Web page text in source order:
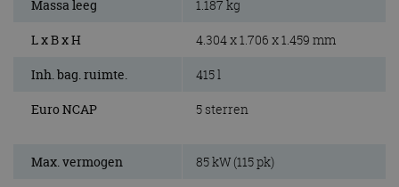
Massa leeg 1.187 kg
L x B x H 4.304 x 1.706 x 1.459 mm
Inh. bag. ruimte. 415 l
Euro NCAP 5 sterren
Max. vermogen 85 kW (115 pk)